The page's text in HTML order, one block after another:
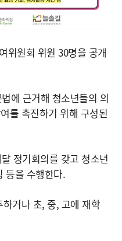
위원회 위원 30명을 공개
에 근거해 청소년들의 의
를 촉진하기 위해 구성된
정기회의를 갖고 청소년
등을 수행한다.
거나 초, 중, 고에 재학